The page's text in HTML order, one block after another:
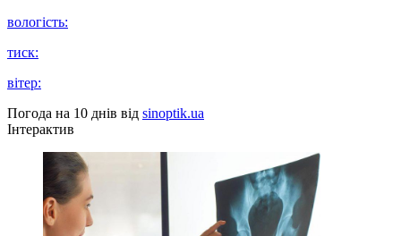
вологість:
тиск:
вітер:
Погода на 10 днів від sinoptik.ua
Інтерактив